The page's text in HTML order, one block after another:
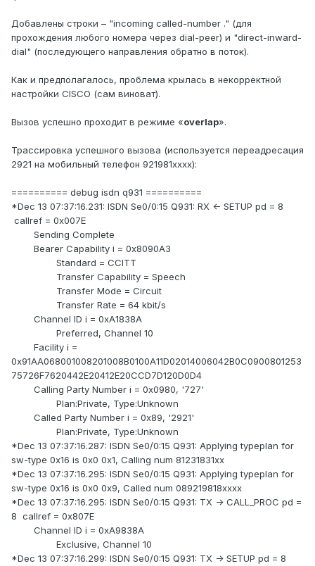
Добавлены строки – "incoming called-number ." (для
прохождения любого номера через dial-peer) и "direct-inward-
dial" (последующего направления обратно в поток).
Как и предполагалось, проблема крылась в некорректной
настройки CISCO (сам виноват).
Вызов успешно проходит в режиме «overlap».
Трассировка успешного вызова (используется переадресация
2921 на мобильный телефон 921981xxxx):
========== debug isdn q931 ==========
*Dec 13 07:37:16.231: ISDN Se0/0:15 Q931: RX <- SETUP pd = 8
callref = 0x007E
Sending Complete
Bearer Capability i = 0x8090A3
Standard = CCITT
Transfer Capability = Speech
Transfer Mode = Circuit
Transfer Rate = 64 kbit/s
Channel ID i = 0xA1838A
Preferred, Channel 10
Facility i =
0x91AA068001008201008B0100A11D02014006042B0C0900801253
75726F7620442E20412E20CCD7D120D0D4
Calling Party Number i = 0x0980, '727'
Plan:Private, Type:Unknown
Called Party Number i = 0x89, '2921'
Plan:Private, Type:Unknown
*Dec 13 07:37:16.287: ISDN Se0/0:15 Q931: Applying typeplan for
sw-type 0x16 is 0x0 0x1, Calling num 81231831xx
*Dec 13 07:37:16.295: ISDN Se0/0:15 Q931: Applying typeplan for
sw-type 0x16 is 0x0 0x9, Called num 089219818xxxx
*Dec 13 07:37:16.295: ISDN Se0/0:15 Q931: TX -> CALL_PROC pd =
8 callref = 0x807E
Channel ID i = 0xA9838A
Exclusive, Channel 10
*Dec 13 07:37:16.299: ISDN Se0/0:15 Q931: TX -> SETUP pd = 8